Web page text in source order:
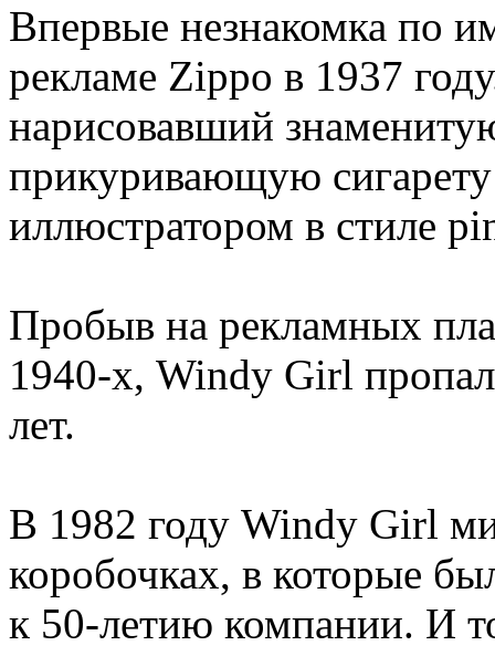
Впервые незнакомка по
рекламе Zippo в 1937
нарисовавший
прикуривающую
иллюстратором в стиле
Пробыв на рекламных
1940-х, Windy Girl
лет.
В 1982 году Windy Girl
коробочках, в которые
к 50-летию компании. И